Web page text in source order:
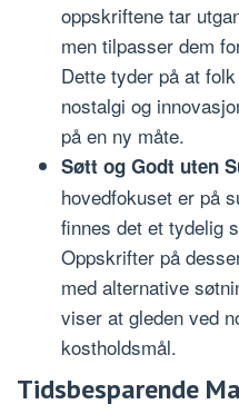
oppskriftene tar
men tilpasser dem
Dette tyder på at
nostalgi og
på en ny måte.
Søtt og Godt uten
hovedfokuset er på
finnes det et tydelig
Oppskrifter på
med alternative
viser at gleden ved
kostholdsmål.
Tidsbesparende